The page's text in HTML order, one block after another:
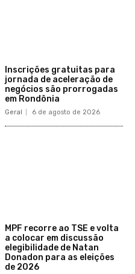
Inscrições gratuitas para
jornada de aceleração de
negócios são prorrogadas
em Rondônia
Geral 6 de agosto de 2026
MPF recorre ao TSE e volta
a colocar em discussão
elegibilidade de Natan
Donadon para as eleições
de 2026